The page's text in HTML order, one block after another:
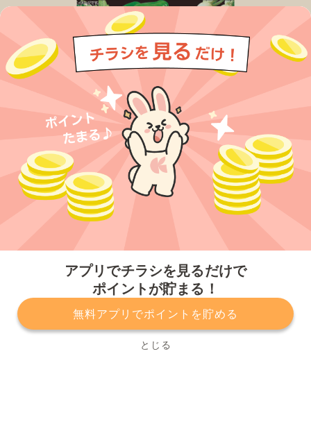
アプリでチラシを見るだけで
ポイントが貯まる！
無料アプリでポイントを貯める
とじる
プライバシーポリシー 利用規約
運営会社
サービスに関してのお問い合わせ